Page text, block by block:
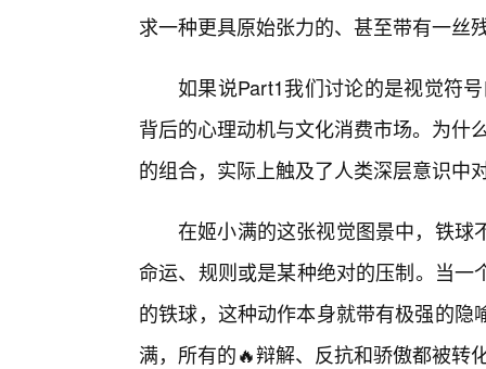
求一种更具原始张力的、甚至带有一丝
如果说Part1我们讨论的是视觉符
背后的心理动机与文化消费市场。为什
的组合，实际上触及了人类深层意识中
在姬小满的这张视觉图景中，铁球
命运、规则或是某种绝对的压制。当
的铁球，这种动作本身就带有极强的
满，所有的🔥辩解、反抗和骄傲都被转